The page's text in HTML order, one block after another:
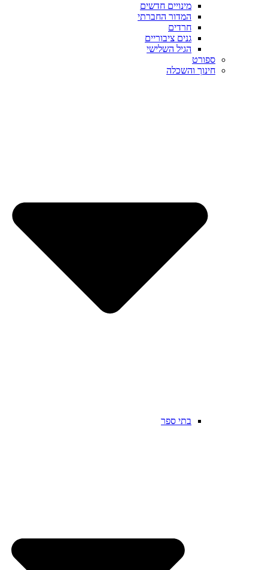
מינויים חדשים
המדור החברתי
חרדים
גנים ציבוריים
הגיל השלישי
ספורט
חינוך והשכלה
בתי ספר